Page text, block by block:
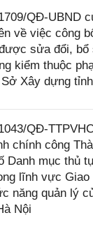
QĐ-UBND
về việc công
sửa đổi, bổ
kiểm thuộc
Xây dựng
QĐ-
chính công
Danh mục thủ
lĩnh vực
năng quản lý
Nội